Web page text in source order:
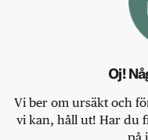
Oj!
Vi ber om ursäkt och
vi kan, håll ut! Har du